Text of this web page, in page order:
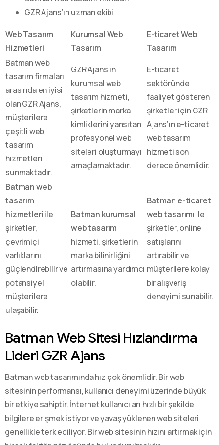
GZR Ajans’ın uzman ekibi
Web Tasarım
Hizmetleri
Kurumsal Web
Tasarım
E-ticaret Web
Tasarım
Batman web
tasarım firmaları
arasında en iyisi
olan GZR Ajans,
müşterilere
çeşitli web
tasarım
hizmetleri
sunmaktadır.
GZR Ajans’ın
kurumsal web
tasarım hizmeti,
şirketlerin marka
kimliklerini yansıtan
profesyonel web
siteleri oluşturmayı
amaçlamaktadır.
E-ticaret
sektöründe
faaliyet gösteren
şirketler için GZR
Ajans’ın e-ticaret
web tasarım
hizmeti son
derece önemlidir.
Batman web
tasarım
hizmetleriile
şirketler,
çevrimiçi
varlıklarını
güçlendirebilir ve
potansiyel
müşterilere
ulaşabilir.
Batman kurumsal
web tasarım
hizmeti, şirketlerin
marka bilinirliğini
artırmasına yardımcı
olabilir.
Batman e-ticaret
web tasarımı ile
şirketler, online
satışlarını
artırabilir ve
müşterilere kolay
bir alışveriş
deneyimi sunabilir.
Batman Web Sitesi Hızlandırma
Lideri GZR Ajans
Batman web tasarımında hız çok önemlidir. Bir web
sitesinin performansı, kullanıcı deneyimi üzerinde büyük
bir etkiye sahiptir. İnternet kullanıcıları hızlı bir şekilde
bilgilere erişmek istiyor ve yavaş yüklenen web siteleri
genellikle terk ediliyor. Bir web sitesinin hızını artırmak için